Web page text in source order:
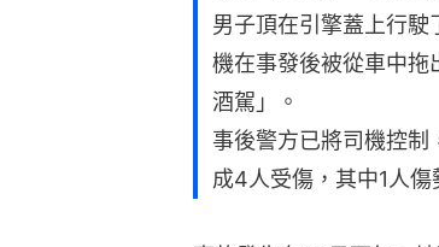
男子頂在引擎蓋上行駛
機在事發後被從車中拖
酒駕」。
事後警方已將司機控制
成4人受傷，其中1人傷